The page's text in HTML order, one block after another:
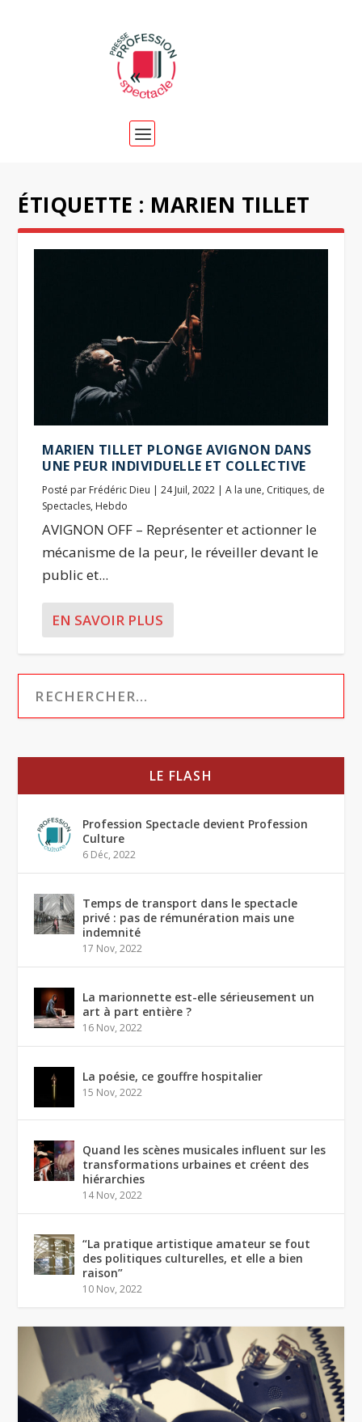
ÉTIQUETTE : MARIEN TILLET
MARIEN TILLET PLONGE AVIGNON DANS
UNE PEUR INDIVIDUELLE ET COLLECTIVE
Posté par Frédéric Dieu |24 Juil, 2022 |A la une, Critiques, de
Spectacles, Hebdo
AVIGNON OFF – Représenter et actionner le
mécanisme de la peur, le réveiller devant le
public et...
EN SAVOIR PLUS
LE FLASH
Profession Spectacle devient Profession
Culture
6 Déc, 2022
Temps de transport dans le spectacle
privé : pas de rémunération mais une
indemnité
17 Nov, 2022
La marionnette est-elle sérieusement un
art à part entière ?
16 Nov, 2022
La poésie, ce gouffre hospitalier
15 Nov, 2022
Quand les scènes musicales influent sur les
transformations urbaines et créent des
hiérarchies
14 Nov, 2022
“La pratique artistique amateur se fout
des politiques culturelles, et elle a bien
raison”
10 Nov, 2022